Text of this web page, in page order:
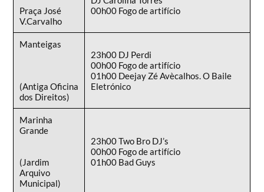
Praça José
V.Carvalho
00h00 Fogo de artifício
Manteigas
(Antiga Oficina
dos Direitos)
23h00 DJ Perdi
00h00 Fogo de artifício
01h00 Deejay Zé Avècalhos. O Baile
Eletrónico
Marinha
Grande
(Jardim
Arquivo
Municipal)
23h00 Two Bro DJ’s
00h00 Fogo de artifício
01h00 Bad Guys